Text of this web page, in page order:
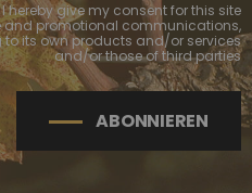
I hereby give my consent for this site
and promotional communications,
to its own products and/or services
and/or those of third parties
ABONNIEREN